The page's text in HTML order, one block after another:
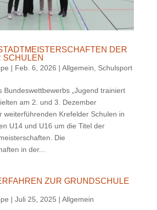
DER
SCHULEN
| Feb. 6, 2026 | Allgemein Schulsport
Bundeswettbewerbs „Jugend trainiert
am 2. und 3. Dezember
weiterführenden Krefelder Schulen in
U14 und U16 um die Titel der
Die
in der...
ZUR GRUNDSCHULE
| Juli 25, 2025 | Allgemein